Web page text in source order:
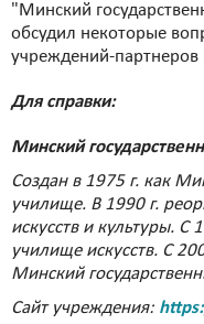
"Минский
обсудил некоторые
учреждений-
Для справки:
Минский
Создан в 1975 г. как
училище. В 1990 г.
искусств и культуры. С
училище искусств. С
Минский
Сайт учреждения: